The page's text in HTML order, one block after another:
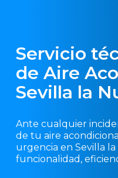
Servicio
de Aire
Sevilla la
Ante cualquier
de tu aire
urgencia en Sevilla
funcionalidad,